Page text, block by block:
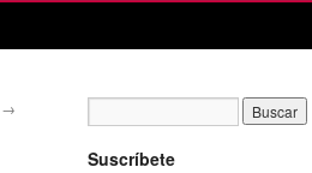
→
Suscríbete